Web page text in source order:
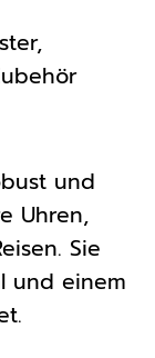
und
Uhren,
Sie
und einem